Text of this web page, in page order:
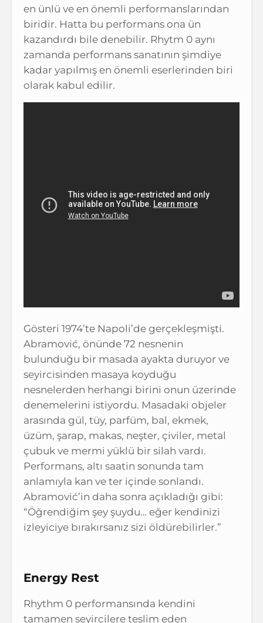
en ünlü ve en önemli performanslarından
biridir. Hatta bu performans ona ün
kazandırdı bile denebilir. Rhytm 0 aynı
zamanda performans sanatının şimdiye
kadar yapılmış en önemli eserlerinden biri
olarak kabul edilir.
Gösteri 1974’te Napoli’de gerçekleşmişti.
Abramović, önünde 72 nesnenin
bulunduğu bir masada ayakta duruyor ve
seyircisinden masaya koyduğu
nesnelerden herhangi birini onun üzerinde
denemelerini istiyordu. Masadaki objeler
arasında gül, tüy, parfüm, bal, ekmek,
üzüm, şarap, makas, neşter, çiviler, metal
çubuk ve mermi yüklü bir silah vardı.
Performans, altı saatin sonunda tam
anlamıyla kan ve ter içinde sonlandı.
Abramović’in daha sonra açıkladığı gibi:
“Öğrendiğim şey şuydu… eğer kendinizi
izleyiciye bırakırsanız sizi öldürebilirler.”
Energy Rest
Rhythm 0 performansında kendini
tamamen seyircilere teslim eden